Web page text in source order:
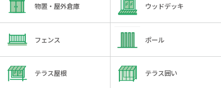
物置・屋外倉庫 ウッドデッキ
フェンス ポール
テラス屋根 テラス囲い